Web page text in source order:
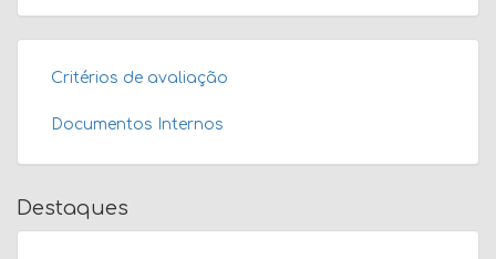
Critérios de avaliação
Documentos Internos
Destaques